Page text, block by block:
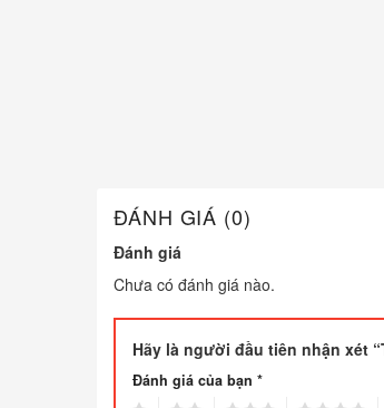
ĐÁNH GIÁ (0)
Đánh giá
Chưa có đánh giá nào.
Hãy là người đầu tiên nhận xét
Đánh giá của bạn *